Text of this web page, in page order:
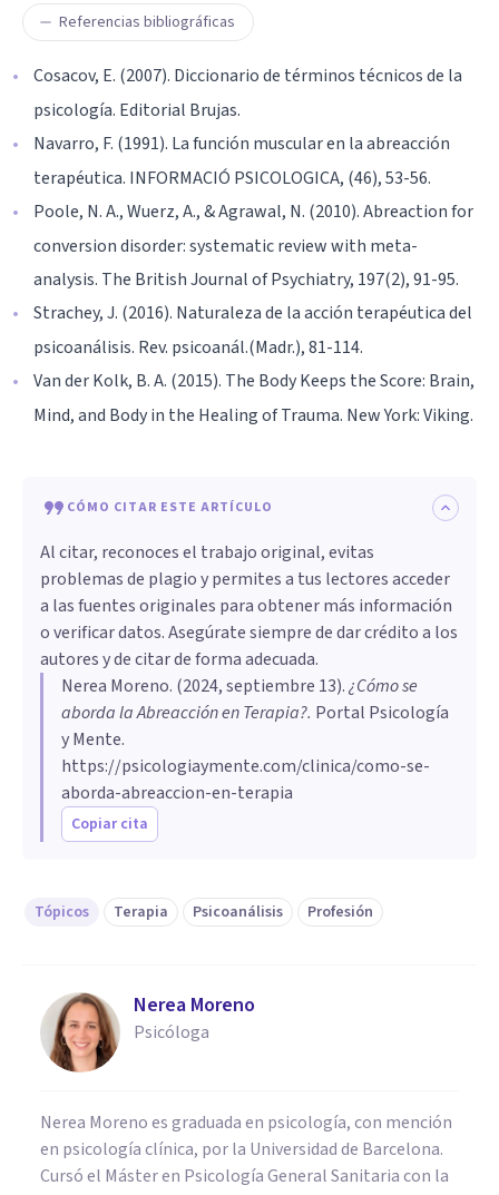
Referencias bibliográficas
Cosacov, E. (2007). Diccionario de términos técnicos de la
psicología. Editorial Brujas.
Navarro, F. (1991). La función muscular en la abreacción
terapéutica. INFORMACIÓ PSICOLOGICA, (46), 53-56.
Poole, N. A., Wuerz, A., & Agrawal, N. (2010). Abreaction for
conversion disorder: systematic review with meta-
analysis. The British Journal of Psychiatry, 197(2), 91-95.
Strachey, J. (2016). Naturaleza de la acción terapéutica del
psicoanálisis. Rev. psicoanál.(Madr.), 81-114.
Van der Kolk, B. A. (2015). The Body Keeps the Score: Brain,
Mind, and Body in the Healing of Trauma. New York: Viking.
CÓMO CITAR ESTE ARTÍCULO
Al citar, reconoces el trabajo original, evitas
problemas de plagio y permites a tus lectores acceder
a las fuentes originales para obtener más información
o verificar datos. Asegúrate siempre de dar crédito a los
autores y de citar de forma adecuada.
Nerea Moreno. (2024, septiembre 13).¿Cómo se
aborda la Abreacción en Terapia?. Portal Psicología
y Mente.
https://psicologiaymente.com/clinica/como-se-
aborda-abreaccion-en-terapia
Copiar cita
Tópicos Terapia Psicoanálisis Profesión
Nerea Moreno
Psicóloga
Nerea Moreno es graduada en psicología, con mención
en psicología clínica, por la Universidad de Barcelona.
Cursó el Máster en Psicología General Sanitaria con la